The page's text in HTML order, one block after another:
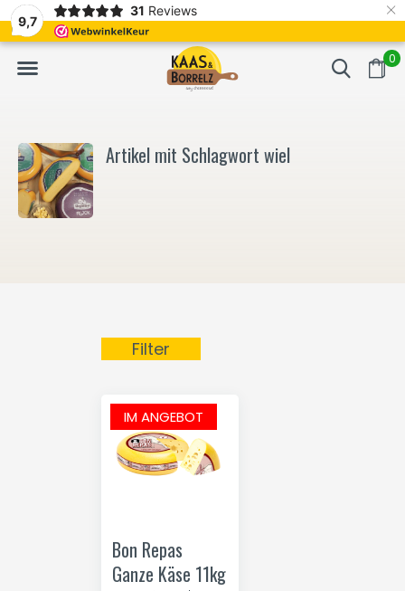
9,7
31 Reviews ×
0
Frisch geschnitten und vakuumverpackt. Meistens Lieferung
Artikel mit Schlagwort wiel
Filter
IM ANGEBOT
Bon Repas
Ganze Käse 11kg